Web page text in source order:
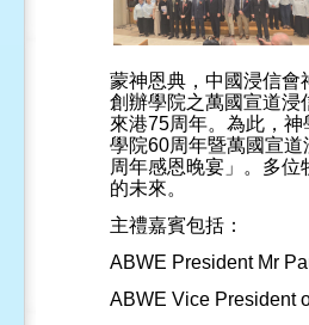
蒙神恩典，中國浸信會
創辦學院之萬國宣道浸
來港75周年。為此，
學院60周年暨萬國宣道
周年感恩晚宴」。多
的未來。
主禮嘉賓包括：
ABWE President Mr
ABWE Vice President